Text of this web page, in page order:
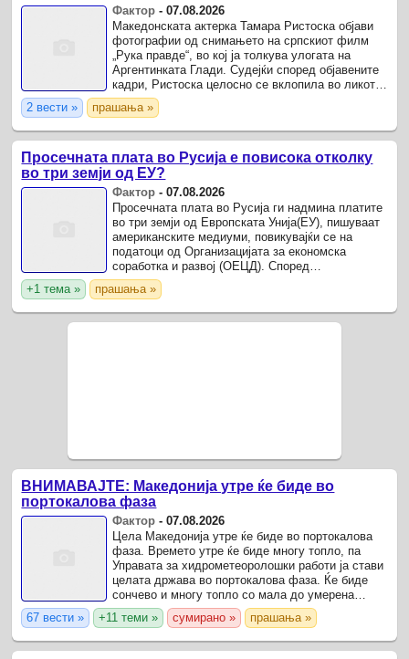
Фактор -07.08.2026
Македонската актерка Тамара Ристоска објави
фотографии од снимањето на српскиот филм
„Рука правде“, во кој ја толкува улогата на
Аргентинката Глади. Судејќи според објавените
кадри, Ристоска целосно се вклопила во ликот –
со впечатливиот изглед, костимографијата и
атмосферата на ...
2 вести » прашања »
Просечната плата во Русија е повисока отколку
во три земји од ЕУ?
Фактор -07.08.2026
Просечната плата во Русија ги надмина платите
во три земји од Европската Унија(ЕУ), пишуваат
американските медиуми, повикувајќи се на
податоци од Организацијата за економска
соработка и развој (ОЕЦД). Според
статистичката служба, просечната месечна
плата се зголемила на 101.784 ...
+1 тема » прашања »
ВНИМАВАЈТЕ: Македонија утре ќе биде во
портокалова фаза
Фактор -07.08.2026
Цела Македонија утре ќе биде во портокалова
фаза. Времето утре ќе биде многу топло, па
Управата за хидрометеоролошки работи ја стави
целата држава во портокалова фаза. Ќе биде
сончево и многу топло со мала до умерена
локална облачност.
67 вести » +11 теми » сумирано » прашања »